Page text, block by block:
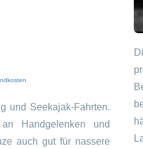
339,95
229,00
und Seekajak-Fahrten.
Handgelenken und
auch gut für nassere